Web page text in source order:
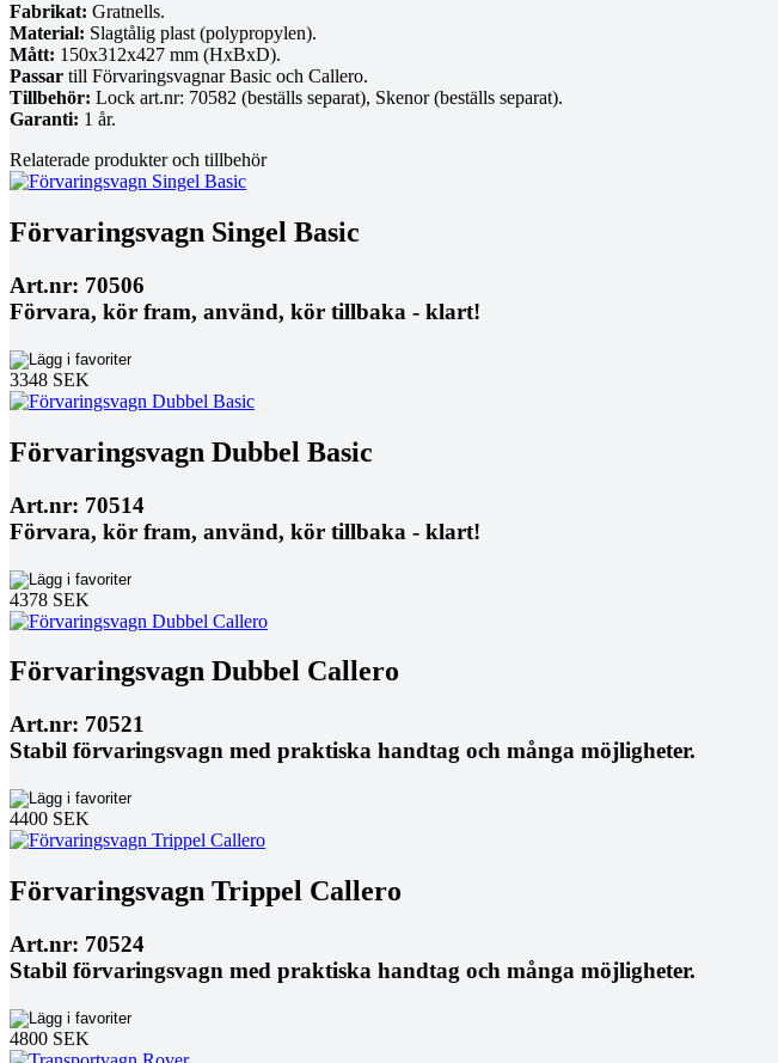
Fabrikat: Gratnells.
Material: Slagtålig plast (polypropylen).
Mått: 150x312x427 mm (HxBxD).
Passar till Förvaringsvagnar Basic och Callero.
Tillbehör: Lock art.nr: 70582 (beställs separat), Skenor (beställs separat).
Garanti: 1 år.
Relaterade produkter och tillbehör
Förvaringsvagn Singel Basic
Art.nr: 70506
Förvara, kör fram, använd, kör tillbaka - klart!
3348 SEK
Förvaringsvagn Dubbel Basic
Art.nr: 70514
Förvara, kör fram, använd, kör tillbaka - klart!
4378 SEK
Förvaringsvagn Dubbel Callero
Art.nr: 70521
Stabil förvaringsvagn med praktiska handtag och många möjligheter.
4400 SEK
Förvaringsvagn Trippel Callero
Art.nr: 70524
Stabil förvaringsvagn med praktiska handtag och många möjligheter.
4800 SEK